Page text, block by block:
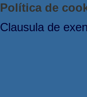
Política de
Clausula de